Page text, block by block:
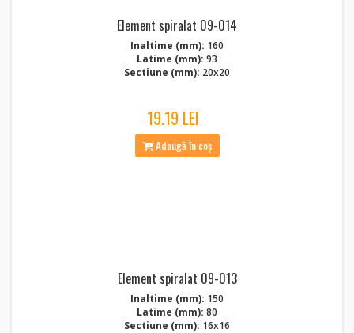
Element spiralat 09-014
Inaltime (mm): 160
Latime (mm): 93
Sectiune (mm): 20x20
19.19 LEI
Adaugă în coș
Element spiralat 09-013
Inaltime (mm): 150
Latime (mm): 80
Sectiune (mm): 16x16